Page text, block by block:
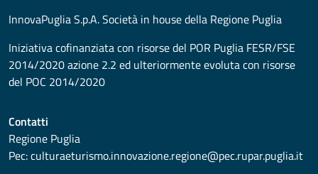
InnovaPuglia S.p.A. Società in house della Regione Puglia
Iniziativa cofinanziata con risorse del POR Puglia FESR/FSE
2014/2020 azione 2.2 ed ulteriormente evoluta con risorse
del POC 2014/2020
Contatti
Regione Puglia
Pec:culturaeturismo.innovazione.regione@pec.rupar.puglia.it